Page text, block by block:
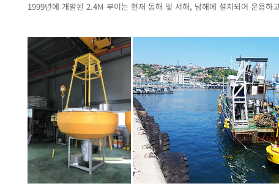
1999년에 개발된 2.4M 부이는 현재 동해 및 서해, 남해에 설치되어 운용